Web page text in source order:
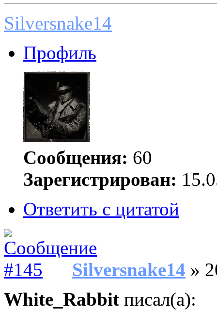
Silversnake14
Профиль
Сообщения: 60
Зарегистрирован:
Ответить с цитатой
Silversnake14 »
White_Rabbit писал(а):